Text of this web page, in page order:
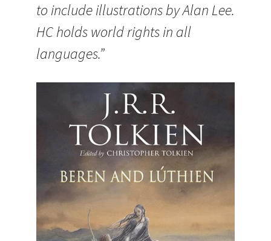
to include illustrations by Alan Lee.
HC holds world rights in all
languages.”